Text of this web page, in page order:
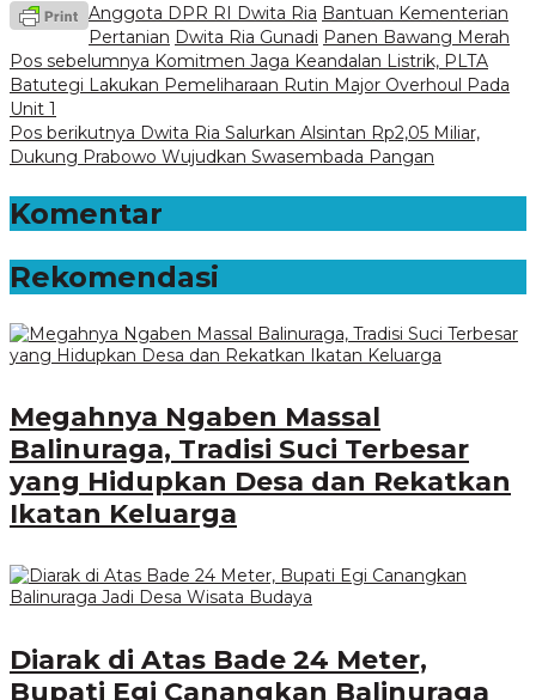
Anggota DPR RI Dwita Ria Bantuan Kementerian
Pertanian Dwita Ria Gunadi Panen Bawang Merah
Navigasi
pos
Pos sebelumnya Komitmen Jaga Keandalan Listrik, PLTA
Batutegi Lakukan Pemeliharaan Rutin Major Overhoul Pada
Unit 1
Pos berikutnya Dwita Ria Salurkan Alsintan Rp2,05 Miliar,
Dukung Prabowo Wujudkan Swasembada Pangan
Komentar
Rekomendasi
Megahnya Ngaben Massal
Balinuraga, Tradisi Suci Terbesar
yang Hidupkan Desa dan Rekatkan
Ikatan Keluarga
Diarak di Atas Bade 24 Meter,
Bupati Egi Canangkan Balinuraga